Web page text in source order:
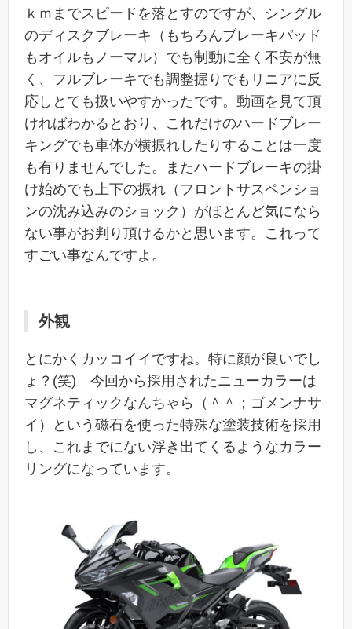
ｋｍまでスピードを落とすのですが、シングル
のディスクブレーキ（もちろんブレーキパッド
もオイルもノーマル）でも制動に全く不安が無
く、フルブレーキでも調整握りでもリニアに反
応しとても扱いやすかったです。動画を見て頂
ければわかるとおり、これだけのハードブレー
キングでも車体が横振れしたりすることは一度
も有りませんでした。またハードブレーキの掛
け始めでも上下の振れ（フロントサスペンショ
ンの沈み込みのショック）がほとんど気になら
ない事がお判り頂けるかと思います。これって
すごい事なんですよ。
外観
とにかくカッコイイですね。特に顔が良いでし
ょ？(笑) 今回から採用されたニューカラーは
マグネティックなんちゃら（＾＾；ゴメンナサ
イ）という磁石を使った特殊な塗装技術を採用
し、これまでにない浮き出てくるようなカラー
リングになっています。